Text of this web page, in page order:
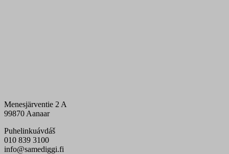
Menesjärventie 2 A
99870 Aanaar
Puhelinkuávdáš
010 839 3100
info@samediggi.fi